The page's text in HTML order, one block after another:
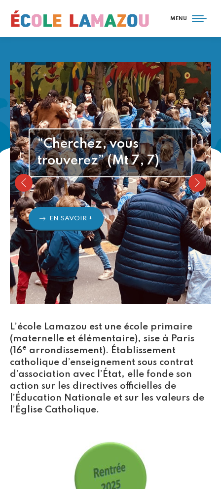
MENU
“Cherchez, vous
trouverez” (Mt 7, 7)
EN SAVOIR +
L’école Lamazou est une école primaire
(maternelle et élémentaire), sise à Paris
(16e arrondissement). Établissement
catholique d’enseignement sous contrat
d’association avec l’État, elle fonde son
action sur les directives officielles de
l’Éducation Nationale et sur les valeurs de
l’Église Catholique.